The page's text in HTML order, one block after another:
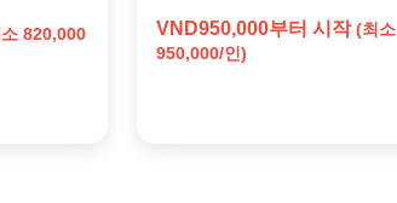
820,000
VND950,000부터 시작(최소
950,000/인)